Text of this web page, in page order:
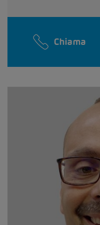
Chiama